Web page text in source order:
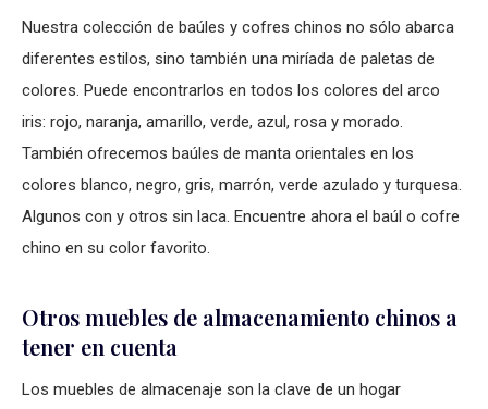
Nuestra colección de baúles y cofres chinos no sólo abarca
diferentes estilos, sino también una miríada de paletas de
colores. Puede encontrarlos en todos los colores del arco
iris: rojo, naranja, amarillo, verde, azul, rosa y morado.
También ofrecemos baúles de manta orientales en los
colores blanco, negro, gris, marrón, verde azulado y turquesa.
Algunos con y otros sin laca. Encuentre ahora el baúl o cofre
chino en su color favorito.
Otros muebles de almacenamiento chinos a
tener en cuenta
Los muebles de almacenaje son la clave de un hogar